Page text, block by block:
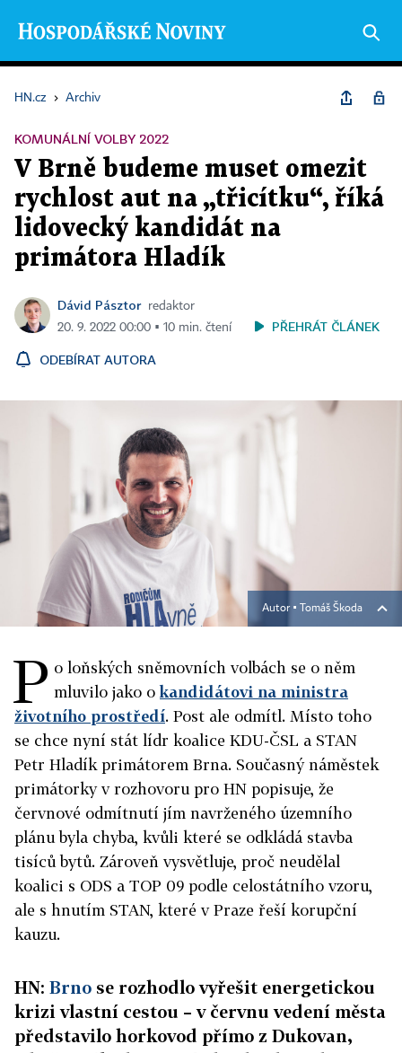
HN.cz › Archiv
KOMUNÁLNÍ VOLBY 2022
V Brně budeme muset omezit
rychlost aut na „třicítku“, říká
lidovecký kandidát na
primátora Hladík
Dávid Pásztor
redaktor
20. 9. 2022 00:00 ▪ 10 min. čtení
PŘEHRÁT ČLÁNEK
ODEBÍRAT AUTORA
Autor ▪ Tomáš Škoda
P o loňských sněmovních volbách se o něm
mluvilo jako okandidátovi na ministra
životního prostředí. Post ale odmítl. Místo toho
se chce nyní stát lídr koalice KDU-ČSL a STAN
Petr Hladík primátorem Brna. Současný náměstek
primátorky v rozhovoru pro HN popisuje, že
červnové odmítnutí jím navrženého územního
plánu byla chyba, kvůli které se odkládá stavba
tisíců bytů. Zároveň vysvětluje, proč neudělal
koalici s ODS a TOP 09 podle celostátního vzoru,
ale s hnutím STAN, které v Praze řeší korupční
kauzu.
HN: Brno se rozhodlo vyřešit energetickou
krizi vlastní cestou – v červnu vedení města
představilo horkovod přímo z Dukovan,